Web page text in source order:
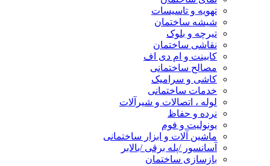
تهویه و تاسیسات
شیشه ساختمان
تیرچه و بلوک
نقاشی ساختمان
کابینت و ام دی اف
مصالح ساختمانی
کاشی و سرامیک
خدمات ساختمانی
لوله ، اتصالات و شیرآلات
نرده و حفاظ
یونولیت و فوم
ماشین آلات و ابزار ساختمانی
آسانسور /پله برقی /بالابر
بازسازی ساختمان